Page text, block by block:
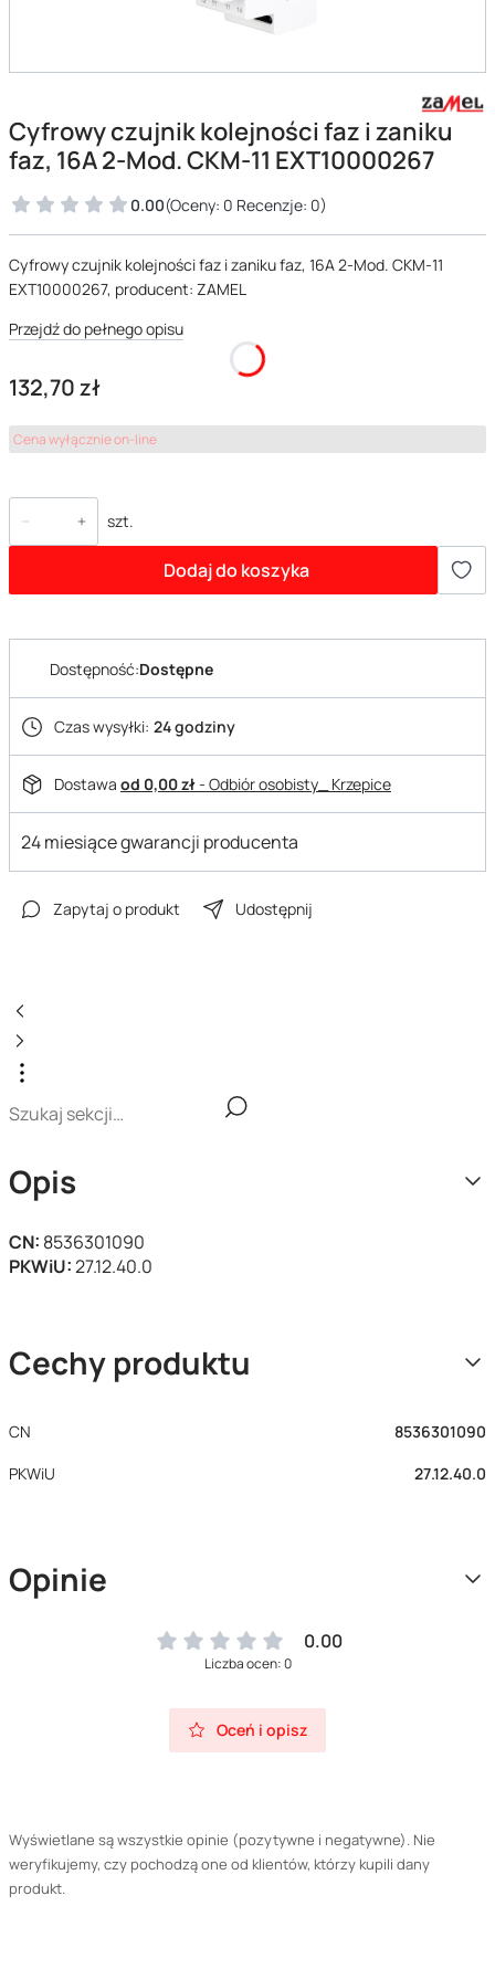
Cyfrowy czujnik kolejności faz i zaniku
faz, 16A 2-Mod. CKM-11 EXT10000267
0.00(Oceny: 0 Recenzje: 0)
Cyfrowy czujnik kolejności faz i zaniku faz, 16A 2-Mod. CKM-11
EXT10000267, producent: ZAMEL
Przejdź do pełnego opisu
Cena
132,70 zł
Cena wyłącznie on-line
szt.
Dodaj do koszyka
Dostępność:Dostępne
Czas wysyłki: 24 godziny
Dostawa od 0,00 zł- Odbiór osobisty_ Krzepice
24 miesiące gwarancji producenta
Zapytaj o produkt Udostępnij
Opis
CN: 8536301090
PKWiU:27.12.40.0
Cechy produktu
CN
8536301090
PKWiU
27.12.40.0
Opinie
0.00
Liczba ocen: 0
Oceń i opisz
Wyświetlane są wszystkie opinie (pozytywne i negatywne). Nie
weryfikujemy, czy pochodzą one od klientów, którzy kupili dany
produkt.